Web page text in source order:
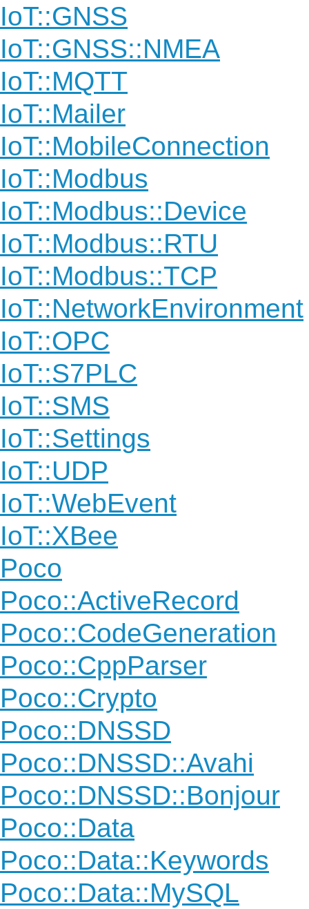
IoT::GNSS
IoT::GNSS::NMEA
IoT::MQTT
IoT::Mailer
IoT::MobileConnection
IoT::Modbus
IoT::Modbus::Device
IoT::Modbus::RTU
IoT::Modbus::TCP
IoT::NetworkEnvironment
IoT::OPC
IoT::S7PLC
IoT::SMS
IoT::Settings
IoT::UDP
IoT::WebEvent
IoT::XBee
Poco
Poco::ActiveRecord
Poco::CodeGeneration
Poco::CppParser
Poco::Crypto
Poco::DNSSD
Poco::DNSSD::Avahi
Poco::DNSSD::Bonjour
Poco::Data
Poco::Data::Keywords
Poco::Data::MySQL